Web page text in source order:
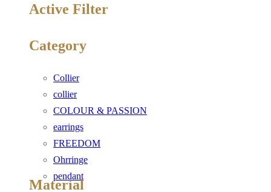
Active Filter
Category
Collier
collier
COLOUR & PASSION
earrings
FREEDOM
Ohrringe
pendant
Material